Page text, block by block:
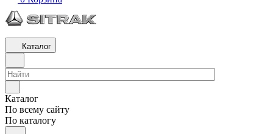
Каталог
Каталог
По всему сайту
По каталогу